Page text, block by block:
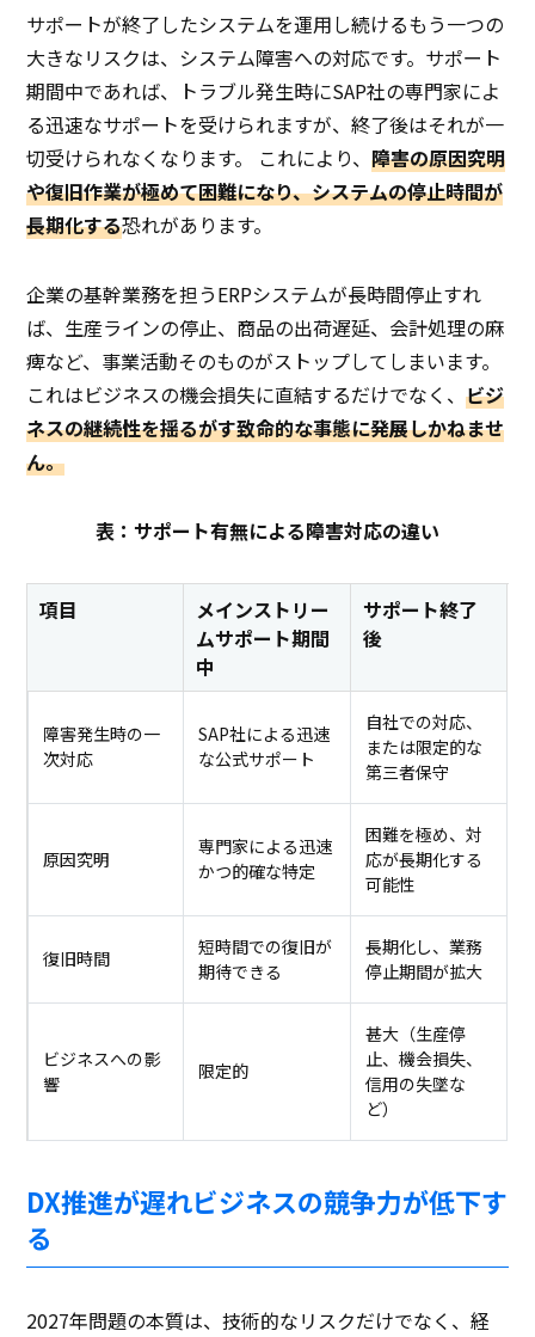
サポートが終了したシステムを運用し続けるもう一つの
大きなリスクは、システム障害への対応です。サポート
期間中であれば、トラブル発生時にSAP社の専門家によ
る迅速なサポートを受けられますが、終了後はそれが一
切受けられなくなります。 これにより、障害の原因究明
や復旧作業が極めて困難になり、システムの停止時間が
長期化する恐れがあります。
企業の基幹業務を担うERPシステムが長時間停止すれ
ば、生産ラインの停止、商品の出荷遅延、会計処理の麻
痺など、事業活動そのものがストップしてしまいます。
これはビジネスの機会損失に直結するだけでなく、ビジ
ネスの継続性を揺るがす致命的な事態に発展しかねませ
ん。
表：サポート有無による障害対応の違い
項目
メインストリー
ムサポート期間
中
サポート終了
後
障害発生時の一
次対応
SAP社による迅速
な公式サポート
自社での対応、
または限定的な
第三者保守
原因究明
専門家による迅速
かつ的確な特定
困難を極め、対
応が長期化する
可能性
復旧時間
短時間での復旧が
期待できる
長期化し、業務
停止期間が拡大
ビジネスへの影
響
限定的
甚大（生産停
止、機会損失、
信用の失墜な
ど）
DX推進が遅れビジネスの競争力が低下す
る
2027年問題の本質は、技術的なリスクだけでなく、経